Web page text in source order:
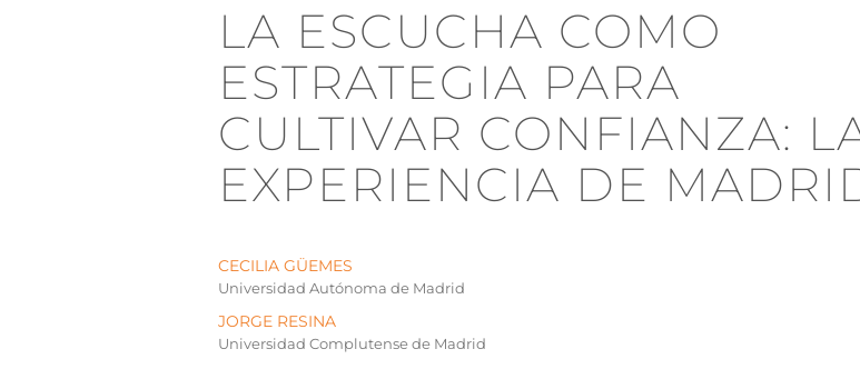
LA ESCUCHA COMO
ESTRATEGIA PARA
CULTIVAR CONFIANZA:
EXPERIENCIA DE
CECILIA GÜEMES
Universidad Autónoma de Madrid
JORGE RESINA
Universidad Complutense de Madrid